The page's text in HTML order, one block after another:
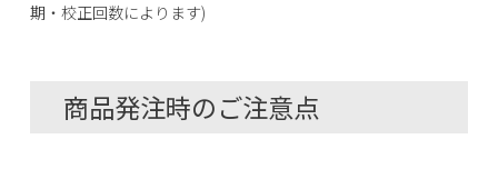
期・校正回数によります)
商品発注時のご注意点